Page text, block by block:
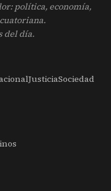
política, economía,
del día.
JusticiaSociedad